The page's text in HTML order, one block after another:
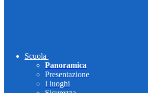
Scuola
Panoramica
Presentazione
I luoghi